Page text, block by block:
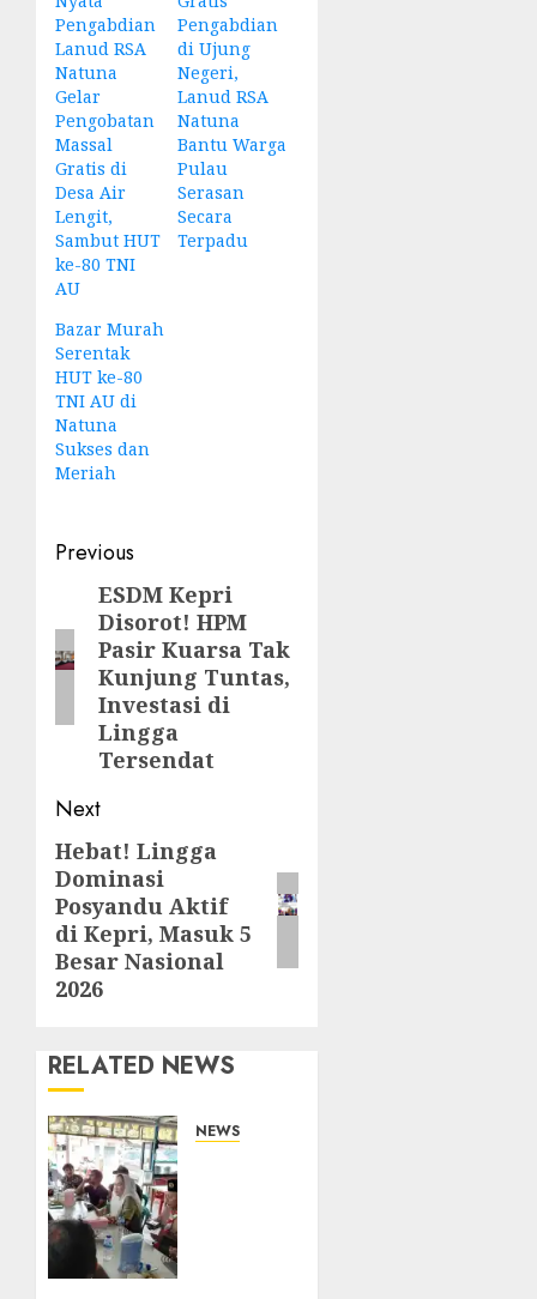
Pengabdian
Lanud RSA
Natuna
Gelar
Pengobatan
Massal
Gratis di
Desa Air
Lengit,
Sambut HUT
ke-80 TNI
AU
Pengabdian
di Ujung
Negeri,
Lanud RSA
Natuna
Bantu Warga
Pulau
Serasan
Secara
Terpadu
Bazar Murah
Serentak
HUT ke-80
TNI AU di
Natuna
Sukses dan
Meriah
Post
navigation
Previous
Previous
post:
ESDM Kepri
Disorot! HPM
Pasir Kuarsa Tak
Kunjung Tuntas,
Investasi di
Lingga
Tersendat
Next
Next
post:
Hebat! Lingga
Dominasi
Posyandu Aktif
di Kepri, Masuk 5
Besar Nasional
2026
RELATED NEWS
NEWS